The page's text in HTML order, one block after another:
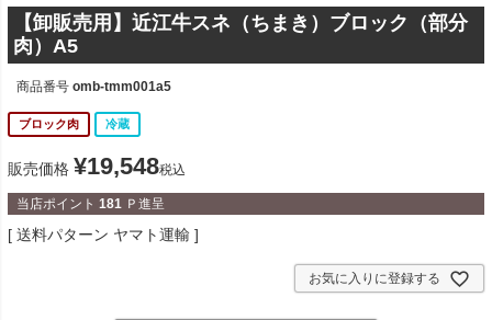
【卸販売用】近江牛スネ（ちまき）ブロック（部分
肉）A5
商品番号 omb-tmm001a5
ブロック肉 冷蔵
販売価格 ¥19,548税込
当店ポイント 181 Ｐ進呈
送料パターン ヤマト運輸
お気に入りに登録する